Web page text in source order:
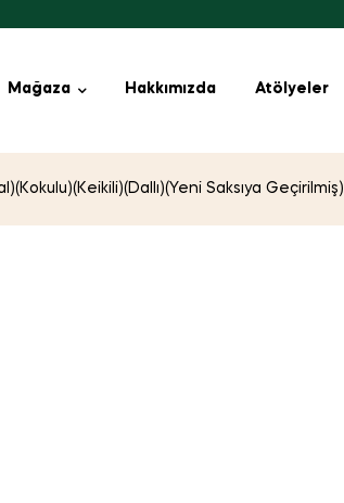
Mağaza Hakkımızda Atölyeler
Saksıya Geçirilmiş)